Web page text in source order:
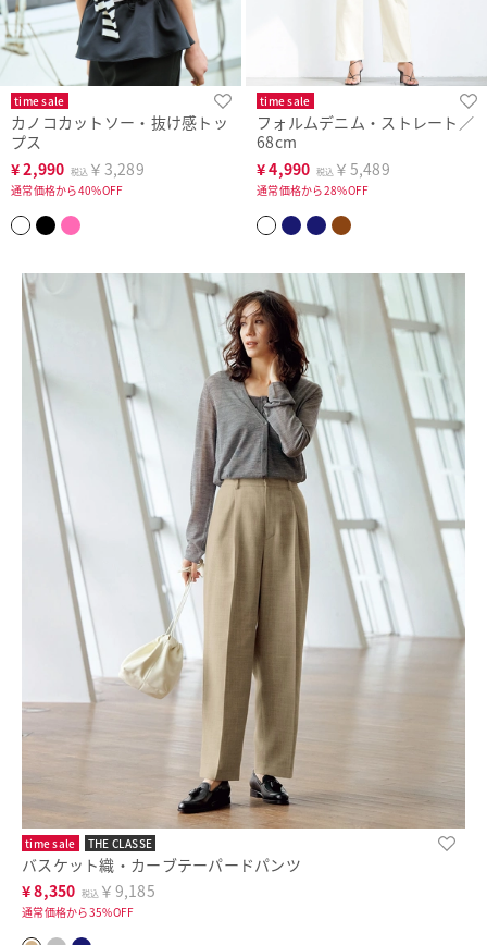
time sale
カノコカットソー・抜け感トッ
プス
¥2,990 税込 ￥3,289
通常価格から40%OFF
time sale
フォルムデニム・ストレート／
68cm
¥4,990 税込 ￥5,489
通常価格から28%OFF
time sale THE CLASSE
バスケット織・カーブテーパードパンツ
¥8,350 税込 ￥9,185
通常価格から35%OFF